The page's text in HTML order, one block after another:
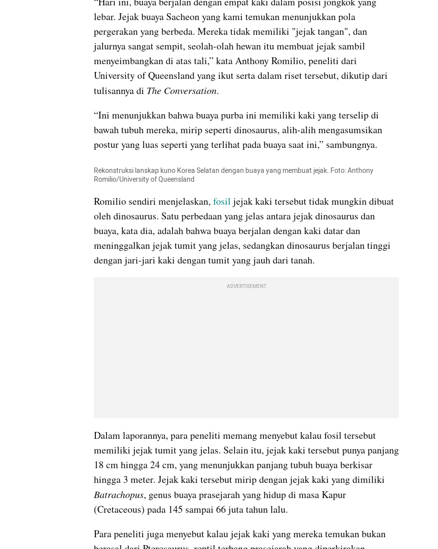
lebar. Jejak buaya Sacheon yang kami temukan menunjukkan pola
pergerakan yang berbeda. Mereka tidak memiliki "jejak tangan", dan
jalurnya sangat sempit, seolah-olah hewan itu membuat jejak sambil
menyeimbangkan di atas tali,” kata Anthony Romilio, peneliti dari
University of Queensland yang ikut serta dalam riset tersebut, dikutip dari
tulisannya di The Conversation.
“Ini menunjukkan bahwa buaya purba ini memiliki kaki yang terselip di
bawah tubuh mereka, mirip seperti dinosaurus, alih-alih mengasumsikan
postur yang luas seperti yang terlihat pada buaya saat ini,” sambungnya.
Rekonstruksi lanskap kuno Korea Selatan dengan buaya yang membuat jejak. Foto: Anthony
Romilio/University of Queensland
Romilio sendiri menjelaskan, fosil jejak kaki tersebut tidak mungkin dibuat
oleh dinosaurus. Satu perbedaan yang jelas antara jejak dinosaurus dan
buaya, kata dia, adalah bahwa buaya berjalan dengan kaki datar dan
meninggalkan jejak tumit yang jelas, sedangkan dinosaurus berjalan tinggi
dengan jari-jari kaki dengan tumit yang jauh dari tanah.
ADVERTISEMENT
Dalam laporannya, para peneliti memang menyebut kalau fosil tersebut
memiliki jejak tumit yang jelas. Selain itu, jejak kaki tersebut punya panjang
18 cm hingga 24 cm, yang menunjukkan panjang tubuh buaya berkisar
Batrachopus, genus buaya prasejarah yang hidup di masa Kapur
(Cretaceous) pada 145 sampai 66 juta tahun lalu.
Para peneliti juga menyebut kalau jejak kaki yang mereka temukan bukan